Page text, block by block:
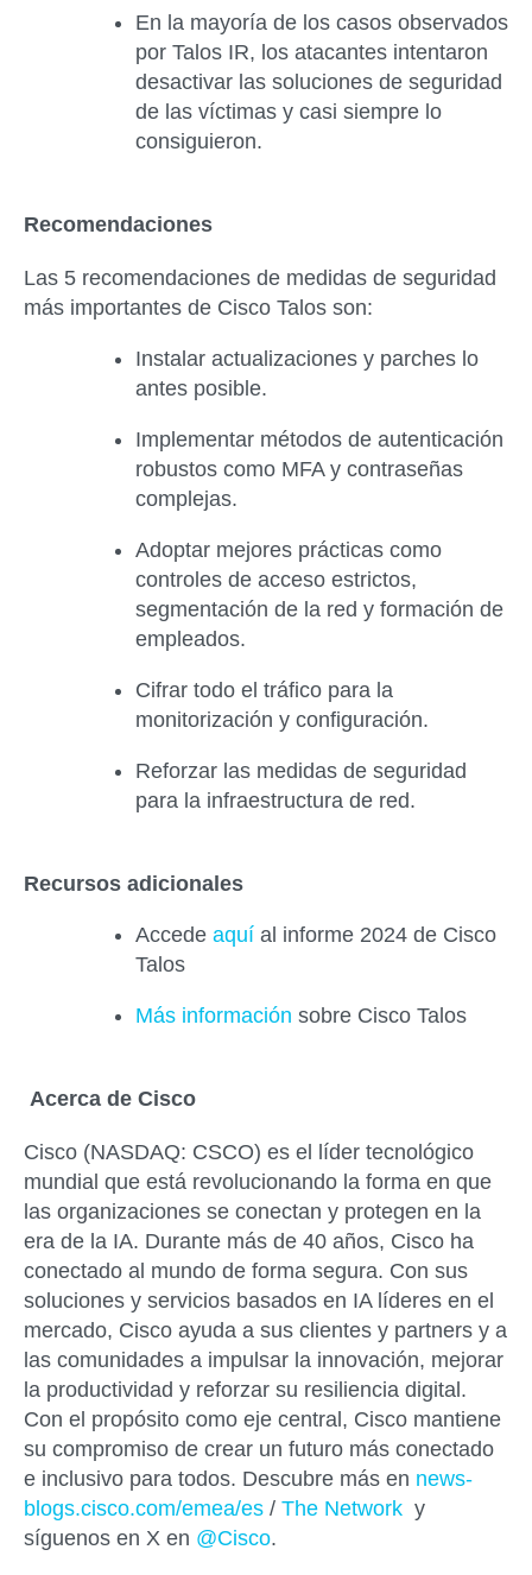
En la mayoría de los casos observados
por Talos IR, los atacantes intentaron
desactivar las soluciones de seguridad
de las víctimas y casi siempre lo
consiguieron.
Recomendaciones
Las 5 recomendaciones de medidas de seguridad
más importantes de Cisco Talos son:
Instalar actualizaciones y parches lo
antes posible.
Implementar métodos de autenticación
robustos como MFA y contraseñas
complejas.
Adoptar mejores prácticas como
controles de acceso estrictos,
segmentación de la red y formación de
empleados.
Cifrar todo el tráfico para la
monitorización y configuración.
Reforzar las medidas de seguridad
para la infraestructura de red.
Recursos adicionales
Accede aquí al informe 2024 de Cisco
Talos
Más información sobre Cisco Talos
Acerca de Cisco
Cisco (NASDAQ: CSCO) es el líder tecnológico
mundial que está revolucionando la forma en que
las organizaciones se conectan y protegen en la
era de la IA. Durante más de 40 años, Cisco ha
conectado al mundo de forma segura. Con sus
soluciones y servicios basados ​​en IA líderes en el
mercado, Cisco ayuda a sus clientes y partners y a
las comunidades a impulsar la innovación, mejorar
la productividad y reforzar su resiliencia digital.
Con el propósito como eje central, Cisco mantiene
su compromiso de crear un futuro más conectado
e inclusivo para todos. Descubre más en news-
blogs.cisco.com/emea/es / The Network y
síguenos en X en @Cisco.